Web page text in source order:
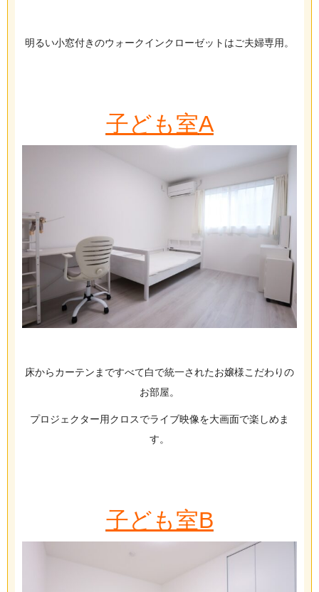
明るい小窓付きのウォークインクローゼットはご夫婦専用。
子ども室A
床からカーテンまですべて白で統一されたお嬢様こだわりの
お部屋。
プロジェクター用クロスでライブ映像を大画面で楽しめま
す。
子ども室B